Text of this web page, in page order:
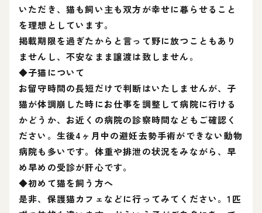
いただき、猫も飼い主も双方が幸せに暮らせること
を理想としています。
掲載期限を過ぎたからと言って野に放つこともあり
ませんし、不安なまま譲渡は致しません。
◆子猫について
お留守時間の長短だけで判断はいたしませんが、子
猫が体調崩した時にお仕事を調整して病院に行ける
かどうか、お近くの病院の診察時間などもご確認く
ださい。生後4ヶ月中の避妊去勢手術ができない動物
病院も多いです。体重や排泄の状況をみながら、早
め早めの受診が肝心です。
◆初めて猫を飼う方へ
是非、保護猫カフェなどに行ってみてください。1匹